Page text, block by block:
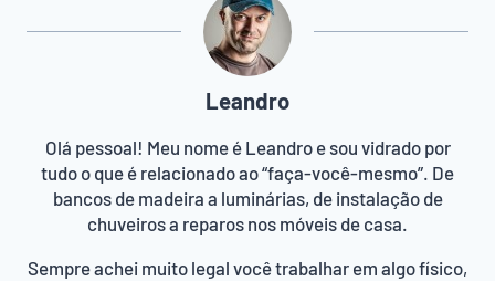
Leandro
Olá pessoal! Meu nome é Leandro e sou vidrado por
tudo o que é relacionado ao “faça-você-mesmo”. De
bancos de madeira a luminárias, de instalação de
chuveiros a reparos nos móveis de casa.
Sempre achei muito legal você trabalhar em algo físico,